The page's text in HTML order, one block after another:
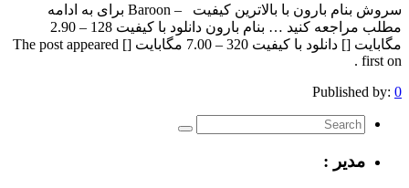
سروش بنام بارون با بالاترین کیفیت – Baroon برای به ادامه
مطلب مراجعه کنید … بنام بارون دانلود با کیفیت 128 – 2.90
مگابایت [] دانلود با کیفیت 320 – 7.00 مگابایت [] The post appeared
first on .
Published by: 0
مدیر :